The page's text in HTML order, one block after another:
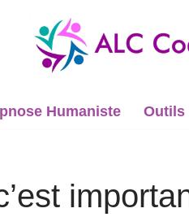
Humaniste Outils